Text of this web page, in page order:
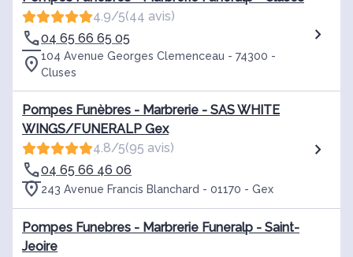
4.9/5(44 avis)
04 65 66 65 05
104 Avenue Georges Clemenceau - 74300 -
Cluses
Pompes Funèbres - Marbrerie - SAS WHITE
WINGS/FUNERALP Gex
4.8/5(95 avis)
04 65 66 46 06
243 Avenue Francis Blanchard - 01170 - Gex
Pompes Funebres - Marbrerie Funeralp - Saint-
Jeoire